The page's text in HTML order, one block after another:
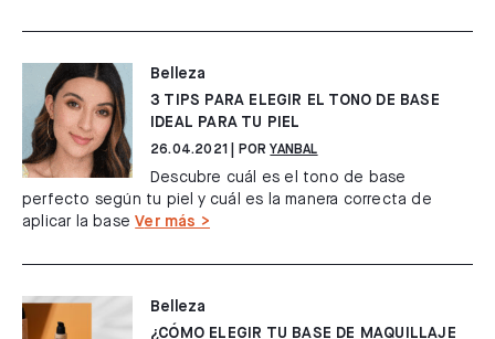
Belleza
3 TIPS PARA ELEGIR EL TONO DE BASE
IDEAL PARA TU PIEL
26.04.2021 | POR YANBAL
Descubre cuál es el tono de base
perfecto según tu piel y cuál es la manera correcta de
aplicar la base
Ver más >
Belleza
¿CÓMO ELEGIR TU BASE DE MAQUILLAJE